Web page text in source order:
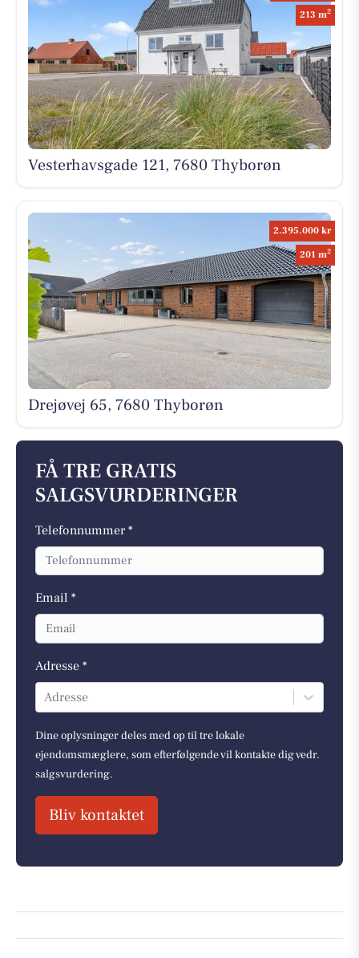
213 m2
Vesterhavsgade 121, 7680 Thyborøn
2.395.000 kr
201 m2
Drejøvej 65, 7680 Thyborøn
FÅ TRE GRATIS
SALGSVURDERINGER
Telefonnummer *
Email *
Adresse *
Adresse
Dine oplysninger deles med op til tre lokale
ejendomsmæglere, som efterfølgende vil kontakte dig vedr.
salgsvurdering.
Bliv kontaktet